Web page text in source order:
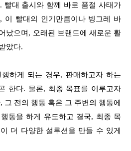
빨대 출시와 함께 바로 품절 사태가
이 빨대의 인기만큼이나 빙그레 바
났으며, 오래된 브랜드에 새로운 활
았다.
하게 되는 경우, 판매하고자 하는
한다. 물론, 최종 목표를 이루고자
그 전의 행동 혹은 그 주변의 행동에
동을 하게 유도하고 결국, 최종 목
더 다양한 설루션을 만들 수 있게